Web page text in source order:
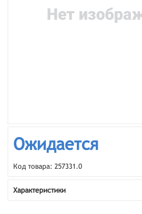
Ожидается
Код товара: 257331.0
Характеристики